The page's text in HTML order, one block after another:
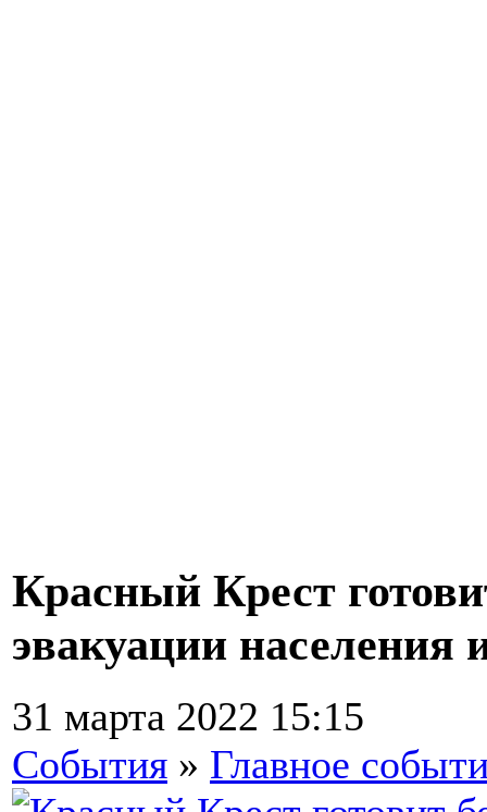
Красный Крест
эвакуации населения
31 марта 2022 15:15
События » Главное